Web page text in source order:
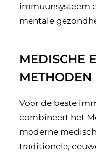
immuunsysteem
mentale
MEDISCHE
METHODEN
Voor de beste
combineert het
moderne
traditionele,